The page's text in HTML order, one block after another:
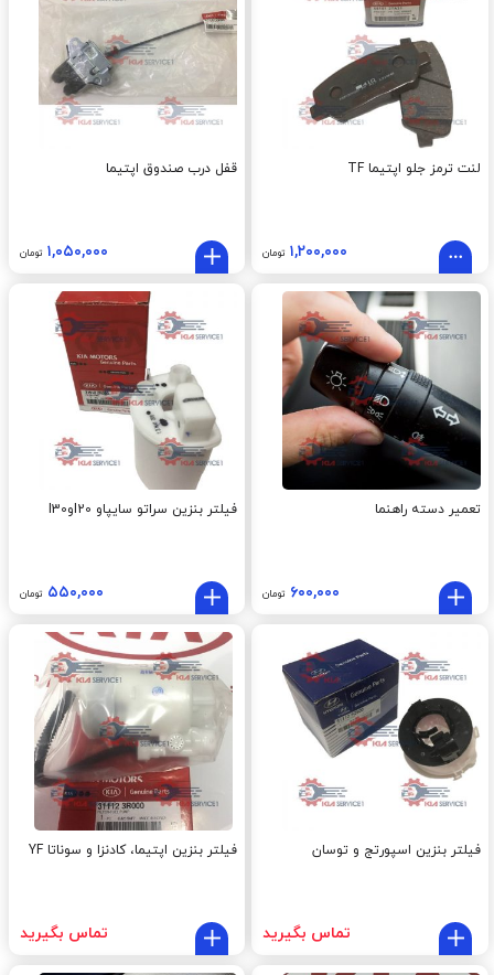
لنت ترمز جلو اپتيما TF
۱,۲۰۰,۰۰۰ تومان
قفل درب صندوق اپتيما
۱,۰۵۰,۰۰۰ تومان
تعمیر دسته راهنما
۶۰۰,۰۰۰ تومان
فیلتر بنزین سراتو سایپاو I20وI30
۵۵۰,۰۰۰ تومان
فیلتر بنزین اسپورتج و توسان
تماس بگیرید
فیلتر بنزین اپتیما، کادنزا و سوناتا YF
تماس بگیرید